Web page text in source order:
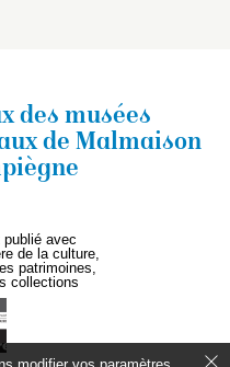
des musées
de Malmaison
avec
de la culture,
patrimoines,
collections